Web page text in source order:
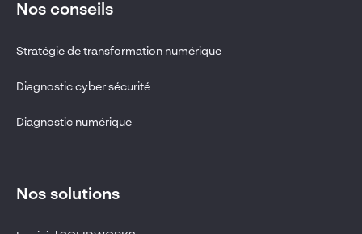
Nos conseils
Stratégie de transformation numérique
Diagnostic cyber sécurité
Diagnostic numérique
Nos solutions